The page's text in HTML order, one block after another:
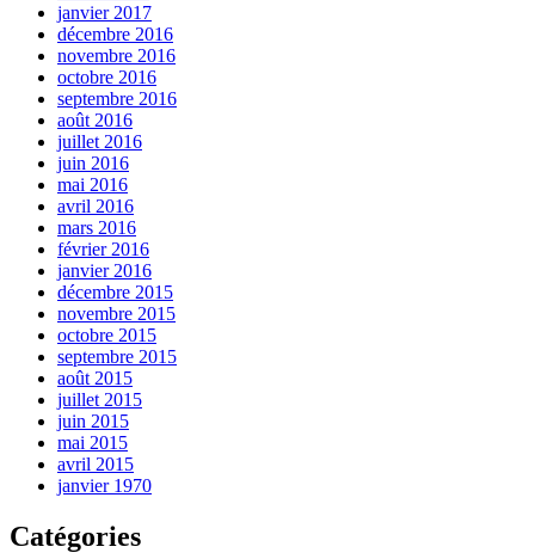
janvier 2017
décembre 2016
novembre 2016
octobre 2016
septembre 2016
août 2016
juillet 2016
juin 2016
mai 2016
avril 2016
mars 2016
février 2016
janvier 2016
décembre 2015
novembre 2015
octobre 2015
septembre 2015
août 2015
juillet 2015
juin 2015
mai 2015
avril 2015
janvier 1970
Catégories